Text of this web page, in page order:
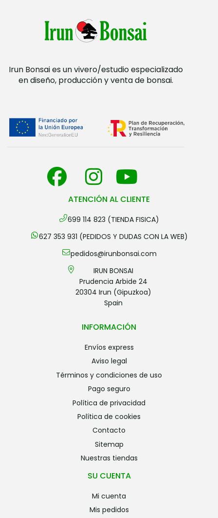
Irun Bonsai es un vivero/estudio especializado
en diseño, producción y venta de bonsai.
ATENCIÓN AL CLIENTE
699 114 823 (TIENDA FISICA)
627 353 931 (PEDIDOS Y DUDAS CON LA WEB)
pedidos@irunbonsai.com
IRUN BONSAI
Prudencia Arbide 24
20304 Irun (Gipuzkoa)
Spain
INFORMACIÓN
envíos express
aviso legal
términos y condiciones de uso
pago seguro
política de privacidad
política de cookies
contacto
sitemap
nuestras tiendas
SU CUENTA
mi cuenta
mis pedidos